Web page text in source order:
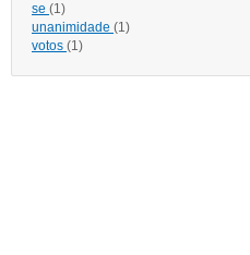
se (1)
unanimidade (1)
votos (1)